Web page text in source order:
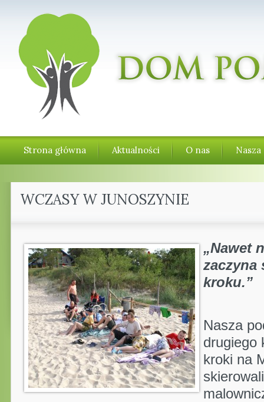
Strona główna Aktualności O nas
WCZASY W JUNOSZYNIE
„Nawet
zaczyna
kroku.”
Nasza
drugiego
kroki na